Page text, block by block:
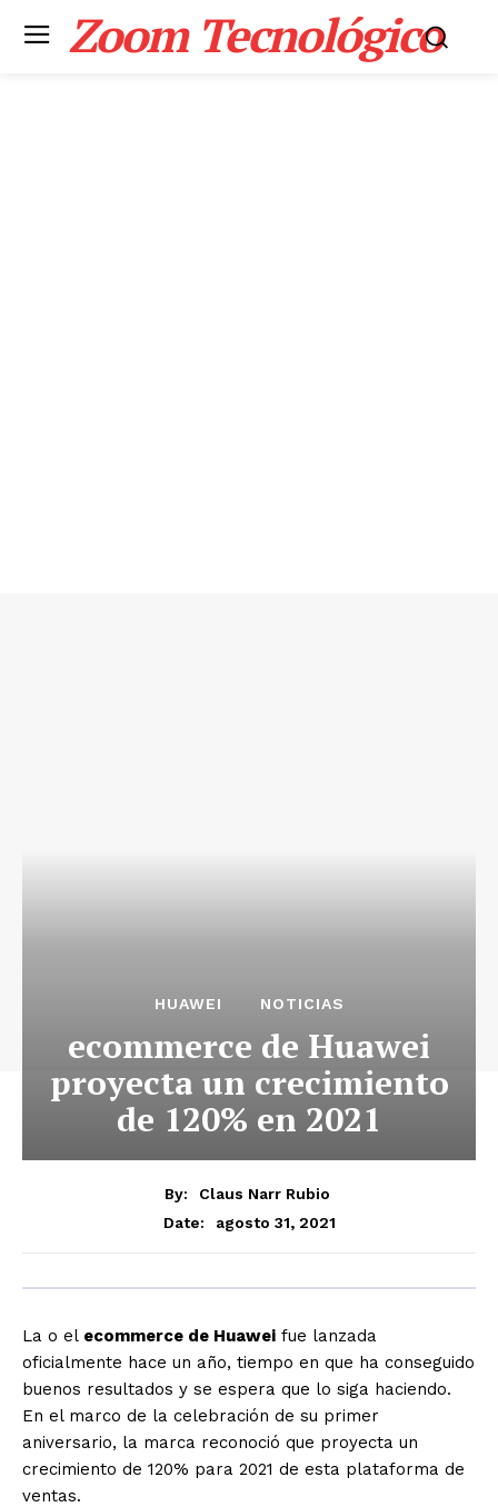
Zoom Tecnológico
HUAWEI NOTICIAS
ecommerce de Huawei
proyecta un crecimiento
de 120% en 2021
By:
Claus Narr Rubio
Date:
agosto 31, 2021
La o el ecommerce de Huawei fue lanzada
oficialmente hace un año, tiempo en que ha conseguido
buenos resultados y se espera que lo siga haciendo.
En el marco de la celebración de su primer
aniversario, la marca reconoció que proyecta un
crecimiento de 120% para 2021 de esta plataforma de
ventas.